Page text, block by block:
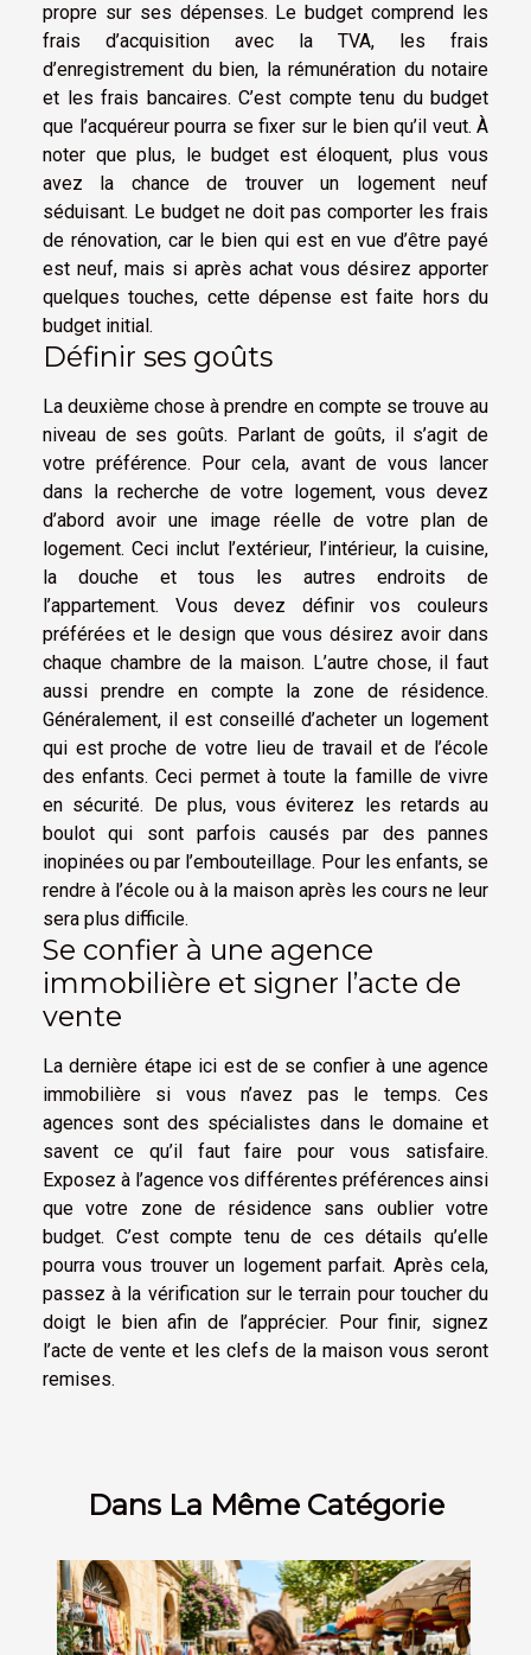
propre sur ses dépenses. Le budget comprend les
frais d’acquisition avec la TVA, les frais
d’enregistrement du bien, la rémunération du notaire
et les frais bancaires. C’est compte tenu du budget
que l’acquéreur pourra se fixer sur le bien qu’il veut. À
noter que plus, le budget est éloquent, plus vous
avez la chance de trouver un logement neuf
séduisant. Le budget ne doit pas comporter les frais
de rénovation, car le bien qui est en vue d’être payé
est neuf, mais si après achat vous désirez apporter
quelques touches, cette dépense est faite hors du
budget initial.
Définir ses goûts
La deuxième chose à prendre en compte se trouve au
niveau de ses goûts. Parlant de goûts, il s’agit de
votre préférence. Pour cela, avant de vous lancer
dans la recherche de votre logement, vous devez
d’abord avoir une image réelle de votre plan de
logement. Ceci inclut l’extérieur, l’intérieur, la cuisine,
la douche et tous les autres endroits de
l’appartement. Vous devez définir vos couleurs
préférées et le design que vous désirez avoir dans
chaque chambre de la maison. L’autre chose, il faut
aussi prendre en compte la zone de résidence.
Généralement, il est conseillé d’acheter un logement
qui est proche de votre lieu de travail et de l’école
des enfants. Ceci permet à toute la famille de vivre
en sécurité. De plus, vous éviterez les retards au
boulot qui sont parfois causés par des pannes
inopinées ou par l’embouteillage. Pour les enfants, se
rendre à l’école ou à la maison après les cours ne leur
sera plus difficile.
Se confier à une agence
immobilière et signer l’acte de
vente
La dernière étape ici est de se confier à une agence
immobilière si vous n’avez pas le temps. Ces
agences sont des spécialistes dans le domaine et
savent ce qu’il faut faire pour vous satisfaire.
Exposez à l’agence vos différentes préférences ainsi
que votre zone de résidence sans oublier votre
budget. C’est compte tenu de ces détails qu’elle
pourra vous trouver un logement parfait. Après cela,
passez à la vérification sur le terrain pour toucher du
doigt le bien afin de l’apprécier. Pour finir, signez
l’acte de vente et les clefs de la maison vous seront
remises.
Dans La Même Catégorie